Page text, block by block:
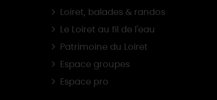
Loiret, balades & randos
Le Loiret au fil de l'eau
Patrimoine du Loiret
Espace groupes
Espace pro